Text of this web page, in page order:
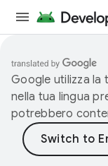
Google utilizza la
nella tua lingua
potrebbero